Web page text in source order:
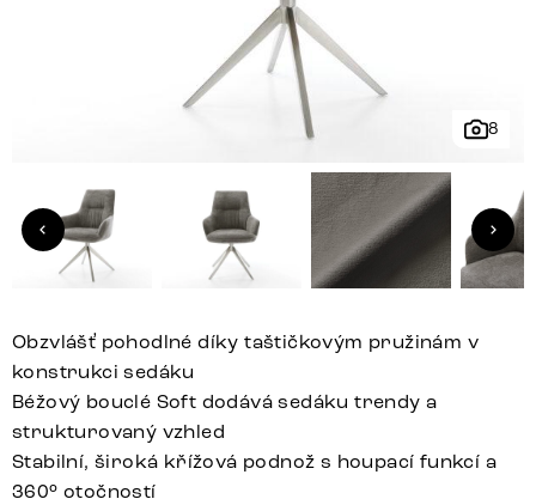
8
Obzvlášť pohodlné díky taštičkovým pružinám v
konstrukci sedáku
Béžový bouclé Soft dodává sedáku trendy a
strukturovaný vzhled
Stabilní, široká křížová podnož s houpací funkcí a
360° otočností